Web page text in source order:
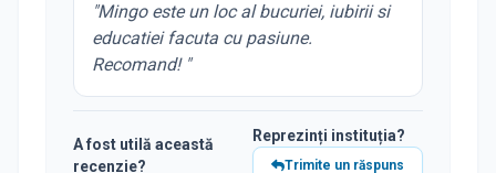
"Mingo este un loc al bucuriei, iubirii si
educatiei facuta cu pasiune.
Recomand! "
A fost utilă această
recenzie?
Reprezinți instituția?
Trimite un răspuns